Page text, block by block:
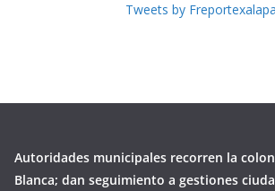
Tweets by Freportexalapa
Autoridades municipales recorren la
Blanca; dan seguimiento a gestiones